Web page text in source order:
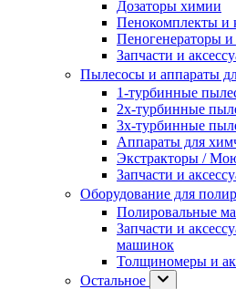
Дозаторы химии
Пенокомплекты и
Пеногенераторы
Запчасти и
Пылесосы и аппараты
1-турбинные
2х-турбинные
3х-турбинные
Аппараты для
Экстракторы /
Запчасти и
Оборудование для
Полировальные
Запчасти и
машинок
Толщиномеры и
Остальное